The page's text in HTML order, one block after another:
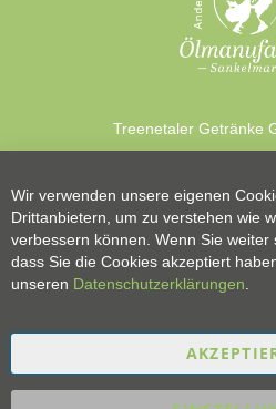
Treenetaler Getränke
Wir verwenden unsere eigenen
Drittanbietern, um zu verstehen wie
verbessern können. Wenn Sie weiter
dass Sie die Cookies akzeptiert
unseren Datenschutzerklärungen